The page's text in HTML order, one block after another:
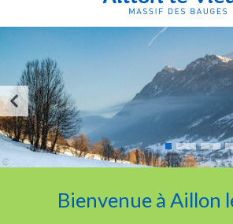
Bienvenue à Aillon